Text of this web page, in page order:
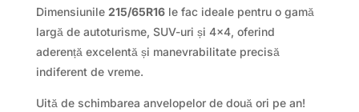
Dimensiunile 215/65R16le fac ideale pentru o gamă
largă de autoturisme, SUV-uri și 4×4, oferind
aderență excelentă și manevrabilitate precisă
indiferent de vreme.
Uită de schimbarea anvelopelor de două ori pe an!